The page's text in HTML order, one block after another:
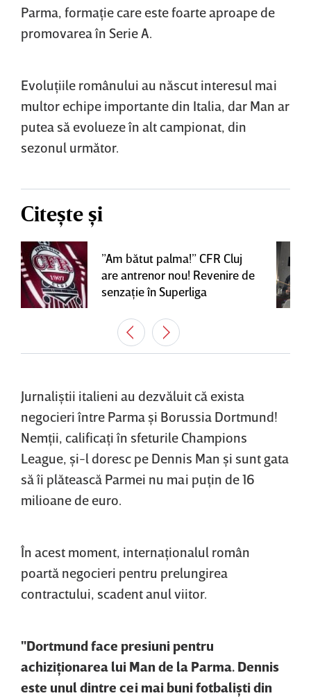
Parma, formaţie care este foarte aproape de
promovarea în Serie A.
Evoluţiile românului au născut interesul mai
multor echipe importante din Italia, dar Man ar
putea să evolueze în alt campionat, din
sezonul următor.
Citește și
”Am bătut palma!” CFR Cluj
are antrenor nou! Revenire de
senzaţie în Superliga
Jurnaliştii italieni au dezvăluit că exista
negocieri între Parma şi Borussia Dortmund!
Nemţii, calificaţi în sfeturile Champions
League, şi-l doresc pe Dennis Man şi sunt gata
să îi plătească Parmei nu mai puţin de 16
milioane de euro.
În acest moment, internaţionalul român
poartă negocieri pentru prelungirea
contractului, scadent anul viitor.
"Dortmund face presiuni pentru
achiziţionarea lui Man de la Parma. Dennis
este unul dintre cei mai buni fotbalişti din